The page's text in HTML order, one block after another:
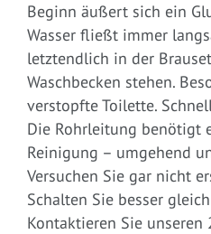
Beginn äußert sich ein
Wasser fließt immer
letztendlich in der
Waschbecken stehen.
verstopfte Toilette.
Die Rohrleitung benötigt
Reinigung – umgehend
Versuchen Sie gar nicht
Schalten Sie besser
Kontaktieren Sie